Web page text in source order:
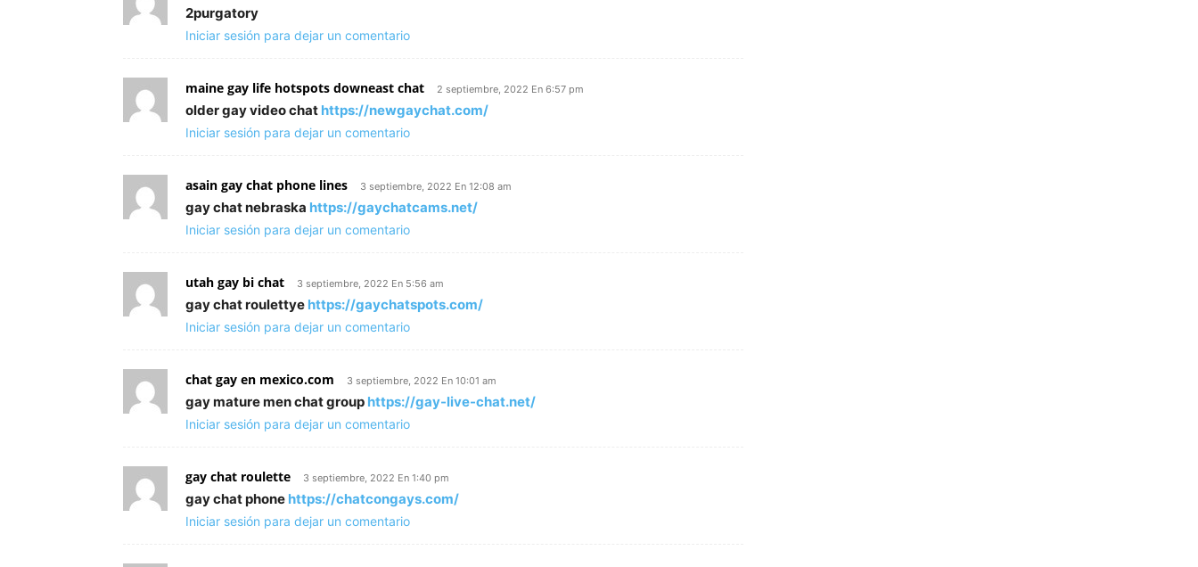
2purgatory
Iniciar sesión para dejar un comentario
maine gay life hotspots downeast chat 2 septiembre, 2022 En 6:57 pm
older gay video chat https://newgaychat.com/
Iniciar sesión para dejar un comentario
asain gay chat phone lines 3 septiembre, 2022 En 12:08 am
gay chat nebraska https://gaychatcams.net/
Iniciar sesión para dejar un comentario
utah gay bi chat 3 septiembre, 2022 En 5:56 am
gay chat roulettye https://gaychatspots.com/
Iniciar sesión para dejar un comentario
chat gay en mexico.com 3 septiembre, 2022 En 10:01 am
gay mature men chat group https://gay-live-chat.net/
Iniciar sesión para dejar un comentario
gay chat roulette 3 septiembre, 2022 En 1:40 pm
gay chat phone https://chatcongays.com/
Iniciar sesión para dejar un comentario